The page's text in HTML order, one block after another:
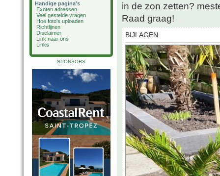
Handige pagina's
Exoten adressen
Veel gestelde vragen
Hoe foto's uploaden
Richtlijnen
Disclaimer
Link naar ons
Links
SPONSORS
in de zon zetten?
Raad graag!
BIJLAGEN